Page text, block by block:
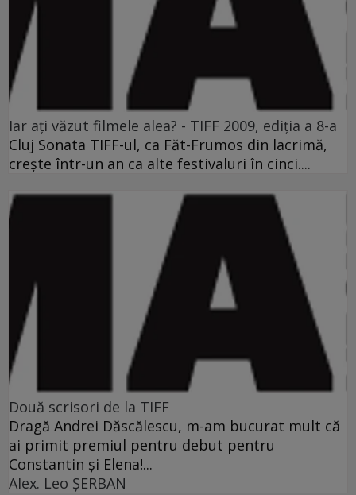
Iar aţi văzut filmele alea? - TIFF 2009, ediţia a 8-a
Cluj Sonata TIFF-ul, ca Făt-Frumos din lacrimă,
creşte într-un an ca alte festivaluri în cinci....
Două scrisori de la TIFF
Dragă Andrei Dăscălescu, m-am bucurat mult că
ai primit premiul pentru debut pentru
Constantin şi Elena!...
Alex. Leo ŞERBAN